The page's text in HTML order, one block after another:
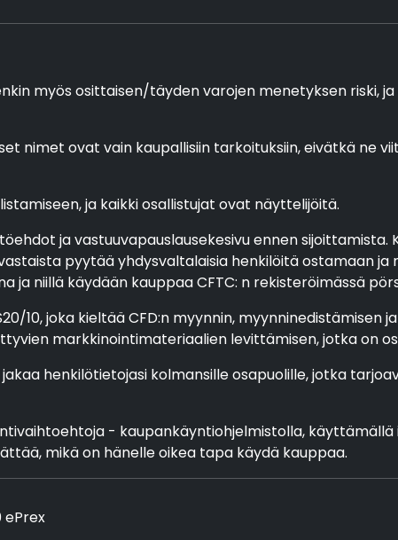
myös osittaisen/täyden varojen menetyksen riski,
nimet ovat vain kaupallisiin tarkoituksiin, eivätkä ne
ja kaikki osallistujat ovat näyttelijöitä.
ja vastuuvapauslausekesivu ennen
pyytää yhdysvaltalaisia henkilöitä ostamaan
ja niillä käydään kauppaa CFTC: n rekisteröimässä
10, joka kieltää CFD:n myynnin, myynninedistämisen
markkinointimateriaalien levittämisen, jotka on
henkilötietojasi kolmansille osapuolille, jotka
- kaupankäyntiohjelmistolla,
mikä on hänelle oikea tapa käydä kauppaa.
ePrex